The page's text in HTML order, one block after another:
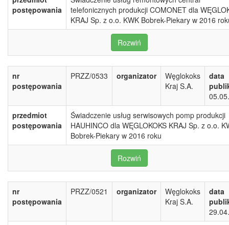
postępowania
telefonicznych produkcji COMONET dla
KRAJ Sp. z o.o. KWK Bobrek-Piekary w 2016
Rozwiń
nr
postępowania
PRZZ/0533 organizator
Węglokoks
Kraj S.A.
data
przedmiot
postępowania
Świadczenie usług serwisowych pomp produkcji
HAUHINCO dla WĘGLOKOKS KRAJ Sp. z o.o.
Bobrek-Piekary w 2016 roku
Rozwiń
nr
postępowania
PRZZ/0521 organizator
Węglokoks
Kraj S.A.
data